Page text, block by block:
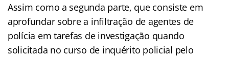
Assim como a segunda parte, que consiste em
aprofundar sobre a infiltração de agentes de
polícia em tarefas de investigação quando
solicitada no curso de inquérito policial pelo